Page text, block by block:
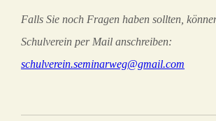
Falls Sie noch Fragen haben sollten,
Schulverein per Mail anschreiben:
schulverein.seminarweg@gmail.com